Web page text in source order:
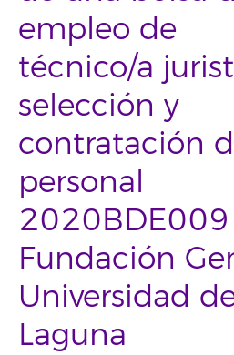
empleo de
técnico/a
selección y
contratación
personal
2020BDE009
Fundación
Universidad
Laguna